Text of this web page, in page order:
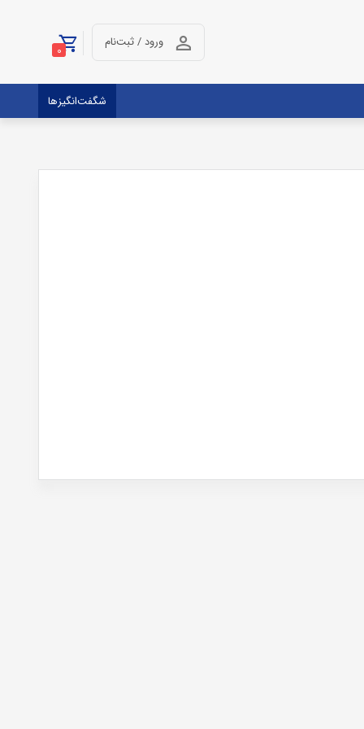
0
ورود / ثبت‌نام
شگفت‌انگیزها